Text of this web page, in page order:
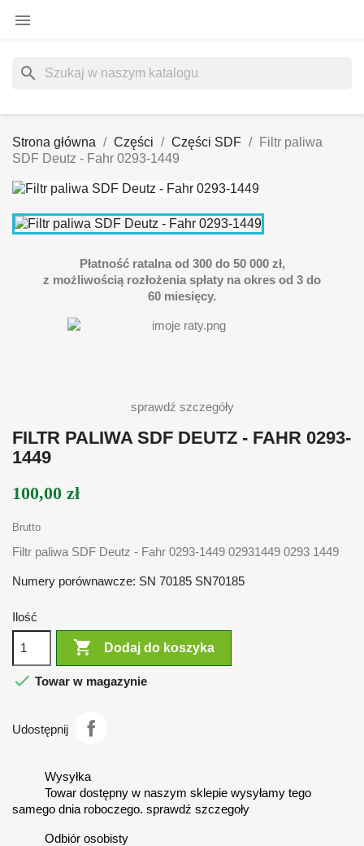

search
Strona główna Części Części SDF
Filtr paliwa
SDF Deutz - Fahr 0293-1449
Płatność ratalna od 300 do 50 000 zł,
z możliwością rozłożenia spłaty na okres od 3 do
60 miesięcy.
sprawdź szczegóły
FILTR PALIWA SDF DEUTZ - FAHR 0293-
1449
100,00 zł
Brutto
Filtr paliwa SDF Deutz - Fahr 0293-1449 02931449 0293 1449
Numery porównawcze: SN 70185 SN70185
Ilość
 Dodaj do koszyka
 Towar w magazynie
Udostępnij
Wysyłka
Towar dostępny w naszym sklepie wysyłamy tego
samego dnia roboczego. sprawdź szczegoły
Odbiór osobisty